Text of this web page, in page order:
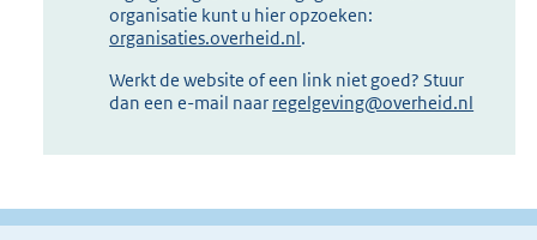
organisatie kunt u hier opzoeken:
organisaties.overheid.nl.
Werkt de website of een link niet goed? Stuur
dan een e-mail naar regelgeving@overheid.nl